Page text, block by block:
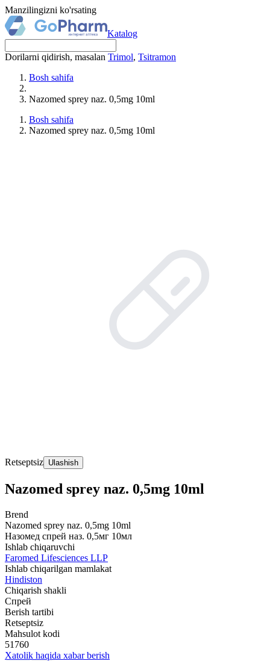
Manzilingizni ko'rsating
Katalog
Dorilarni qidirish, masalan Trimol, Tsitramon
Bosh sahifa
Nazomed sprey naz. 0,5mg 10ml
Bosh sahifa
Nazomed sprey naz. 0,5mg 10ml
Retseptsiz Ulashish
Nazomed sprey naz. 0,5mg 10ml
Brend
Nazomed sprey naz. 0,5mg 10ml
Назомед спрей наз. 0,5мг 10мл
Ishlab chiqaruvchi
Faromed Lifesciences LLP
Ishlab chiqarilgan mamlakat
Hindiston
Chiqarish shakli
Спрей
Berish tartibi
Retseptsiz
Mahsulot kodi
51760
Xatolik haqida xabar berish